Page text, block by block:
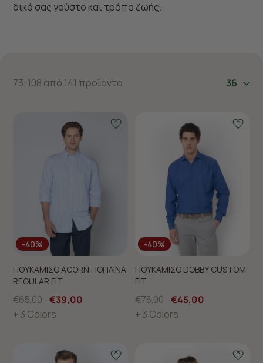
δικό σας γούστο και τρόπο ζωής.
73-108 από 141 προϊόντα 36
-40%
ΠΟΥΚΑΜΙΣΟ ACORN ΠΟΠΛΙΝΑ
REGULAR FIT
€65,00 €39,00
+ 3 Colors
-40%
ΠΟΥΚΑΜΙΣΟ DOBBY CUSTOM
FIT
€75,00 €45,00
+ 3 Colors